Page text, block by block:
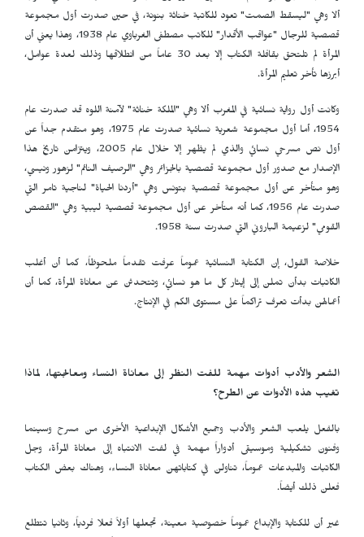
ألا وهي "ليسقط الصمت" تعود للكاتبة خناثة بنونة، في حين صدرت أول مجموعة
قصصية للرجال "عواقب الأقدار" للكاتب مصطفى الغرباوي عام 1938، وهذا يعني أن
المرأة لم تلتحق بقافلة الكتاب إلا بعد 30 عاماً من انطلاقها وذلك لعدة عوامل،
أبرزها تأخر تعليم المرأة.
وكانت أول رواية نسائية في المغرب ألا وهي "الملكة خناثة" لآمنة اللوه قد صدرت عام
1954، أما أول مجموعة شعرية نسائية صدرت عام 1975، وهو متقدم جداً عن
أول نص مسرحي نسائي والذي لم يظهر إلا خلال عام 2005، ويتزامن تاريخ هذا
الإصدار مع صدور أول مجموعة قصصية بالجزائر وهي "الرصيف النائم" لزهور ونيسي،
وهو متأخر عن أول مجموعة قصصية بتونس وهي "أردنا الحياة" لناجية تامر التي
صدرت عام 1956، كما أنه متأخر عن أول مجموعة قصصية ليبية وهي "القصص
القومي" لزعيمة الباروني التي صدرت سنة 1958.
خلاصة القول، إن الكتابة النسائية عموماً عرفت تقدماً ملحوظاً، كما أن أغلب
الكاتبات بدأن تملن إلى إيثار كل ما هو نسائي، وتتحدثن عن معاناة المرأة، كما أن
أعمالهن بدأت تعرف تراكماً على مستوى الكم في الإنتاج.
الشعر والأدب أدوات مهمة للفت النظر إلى معاناة النساء ومعالجتها، لماذا
تغيب هذه الأدوات عن الطرح؟
بالفعل يلعب الشعر والأدب وجميع الأشكال الإبداعية الأخرى من مسرح وسينما
وفنون تشكيلية وموسيقى أدواراً مهمة في لفت الانتباه إلى معاناة المرأة، وجل
الكاتبات والمبدعات عموماً، تناولن في كتاباتهن معاناة النساء، وهناك بعض الكتاب
فعلن ذلك أيضاً.
غير أن للكتابة والإبداع عموماً خصوصية معينة، تجعلها أولاً فعلا فردياً، وثانيا تتطلع